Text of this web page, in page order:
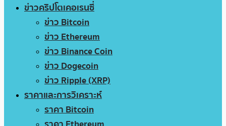
ข่าวคริปโตเคอเรนซี่
ข่าว Bitcoin
ข่าว Ethereum
ข่าว Binance Coin
ข่าว Dogecoin
ข่าว Ripple (XRP)
ราคาและการวิเคราะห์
ราคา Bitcoin